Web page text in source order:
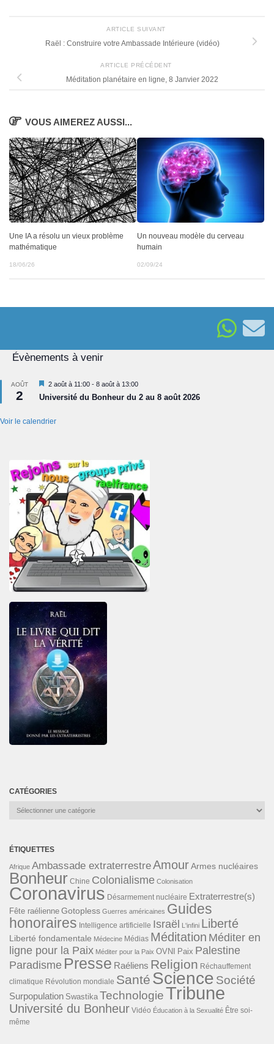
ARTICLE SUIVANT
Raël : Construire votre Ambassade Intérieure (vidéo)
ARTICLE PRÉCÉDENT
Méditation planétaire en ligne, 8 Janvier 2022
VOUS AIMEREZ AUSSI...
Une IA a résolu un vieux problème
mathématique
18/06/26
Un nouveau modèle du cerveau
humain
02/09/24
Évènements à venir
AOÛT
2
Mis
en
avant
2 août à 11:00 - 8 août à 13:00
Université du Bonheur du 2 au 8 août 2026
Voir le calendrier
CATÉGORIES
Catégories
ÉTIQUETTES
Afrique Ambassade extraterrestreAmourArmes nucléaires
Bonheur Chine Colonialisme Colonisation
Coronavirus Désarmement nucléaire Extraterrestre(s)
Fête raélienne Gotopless Guerres américaines Guides
honoraires Intelligence artificielle Israël L'infini Liberté
Liberté fondamentale Médecine Médias Méditation Méditer en
ligne pour la Paix Méditer pour la Paix OVNI Paix Palestine
Paradisme Presse Raéliens Religion Réchauffement
climatique Révolution mondiale Santé Science Société
Surpopulation Swastika TechnologieTribune
Université du Bonheur Vidéo Éducation à la Sexualité Être soi-
même